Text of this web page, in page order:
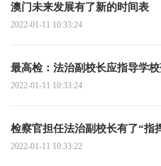
澳门未来发展有了新的时间表
2022-01-11 10:33:24
最高检：法治副校长应指导学
2022-01-11 10:33:24
检察官担任法治副校长有了“指
2022-01-11 10:33:22